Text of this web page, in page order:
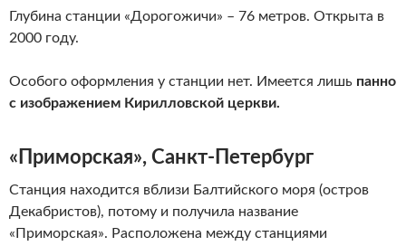
Глубина станции «Дорогожичи» – 76 метров. Открыта в
2000 году.
Особого оформления у станции нет. Имеется лишь панно
с изображением Кирилловской церкви.
«Приморская», Санкт-Петербург
Станция находится вблизи Балтийского моря (остров
Декабристов), потому и получила название
«Приморская». Расположена между станциями